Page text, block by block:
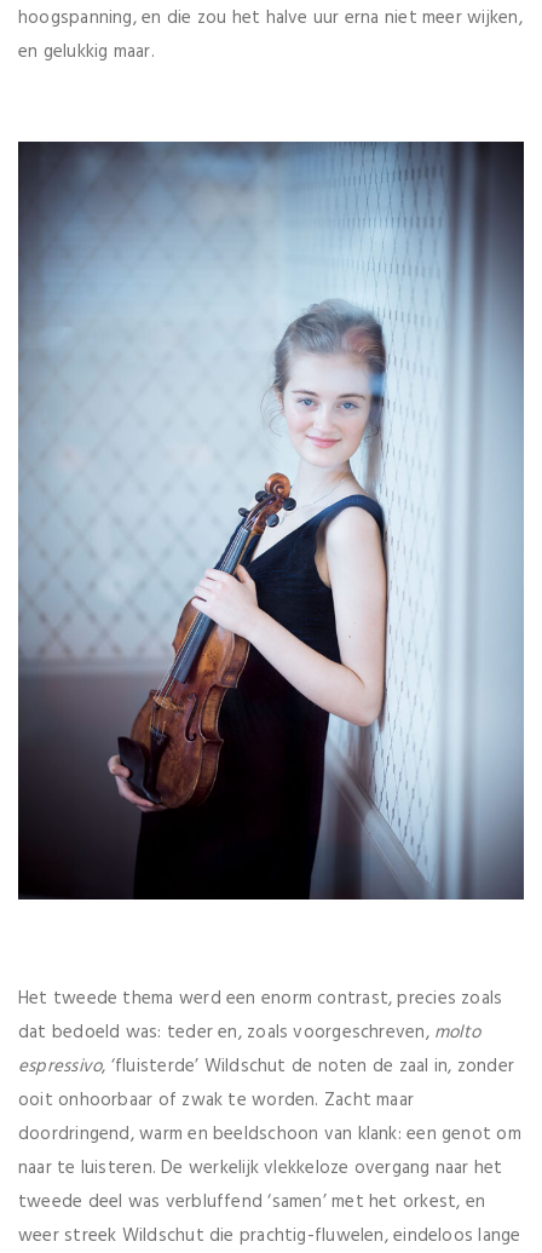
hoogspanning, en die zou het halve uur erna niet meer wijken,
en gelukkig maar.
Het tweede thema werd een enorm contrast, precies zoals
dat bedoeld was: teder en, zoals voorgeschreven, molto
espressivo, ‘fluisterde’ Wildschut de noten de zaal in, zonder
ooit onhoorbaar of zwak te worden. Zacht maar
doordringend, warm en beeldschoon van klank: een genot om
naar te luisteren. De werkelijk vlekkeloze overgang naar het
tweede deel was verbluffend ‘samen’ met het orkest, en
weer streek Wildschut die prachtig-fluwelen, eindeloos lange